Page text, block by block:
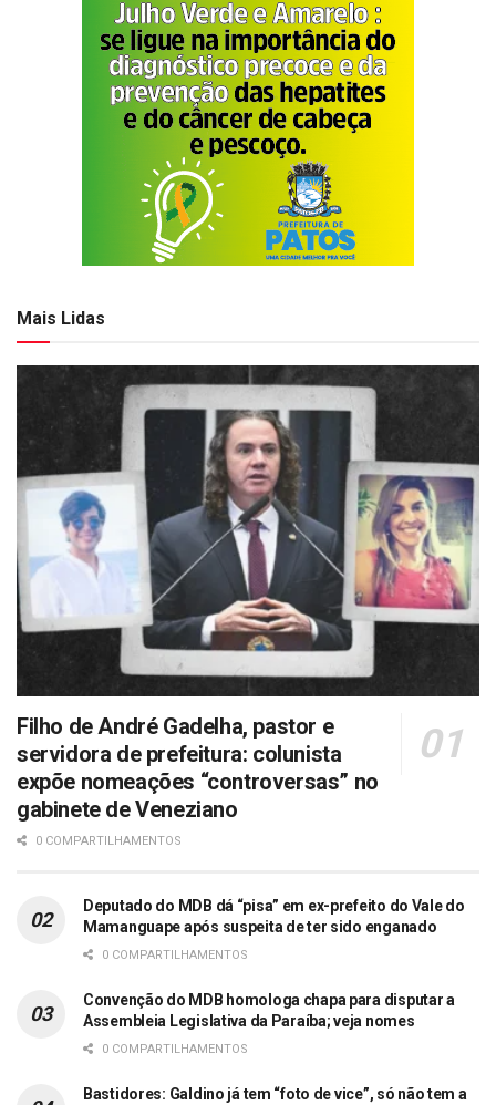
Mais Lidas
Filho de André Gadelha, pastor e
servidora de prefeitura: colunista
expõe nomeações “controversas” no
gabinete de Veneziano
0 COMPARTILHAMENTOS
Deputado do MDB dá “pisa” em ex-prefeito do Vale do
Mamanguape após suspeita de ter sido enganado
0 COMPARTILHAMENTOS
Convenção do MDB homologa chapa para disputar a
Assembleia Legislativa da Paraíba; veja nomes
0 COMPARTILHAMENTOS
Bastidores: Galdino já tem “foto de vice”, só não tem a